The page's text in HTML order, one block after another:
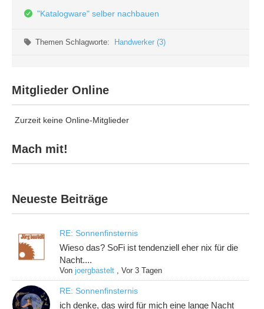
"Katalogware" selber nachbauen
Themen Schlagworte: Handwerker (3)
Mitglieder Online
Zurzeit keine Online-Mitglieder
Mach mit!
Neueste Beiträge
RE: Sonnenfinsternis
Wieso das? SoFi ist tendenziell eher nix für die
Nacht....
Vonjoergbastelt ,Vor 3 Tagen
RE: Sonnenfinsternis
ich denke, das wird für mich eine lange Nacht